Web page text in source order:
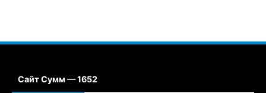
Сайт Сумм — 1652